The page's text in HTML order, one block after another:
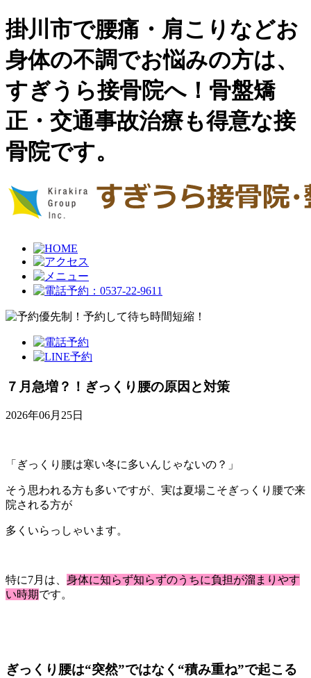
掛川市で腰痛・肩こりなどお
身体の不調でお悩みの方は、
すぎうら接骨院へ！骨盤矯
正・交通事故治療も得意な接
骨院です。
７月急増？！ぎっくり腰の原因と対策
2026年06月25日
「ぎっくり腰は寒い冬に多いんじゃないの？」
そう思われる方も多いですが、実は夏場こそぎっくり腰で来
院される方が
多くいらっしゃいます。
特に7月は、 身体に知らず知らずのうちに負担が溜まりやす
い時期です。
ぎっくり腰は“突然”ではなく“積み重ね”で起こる